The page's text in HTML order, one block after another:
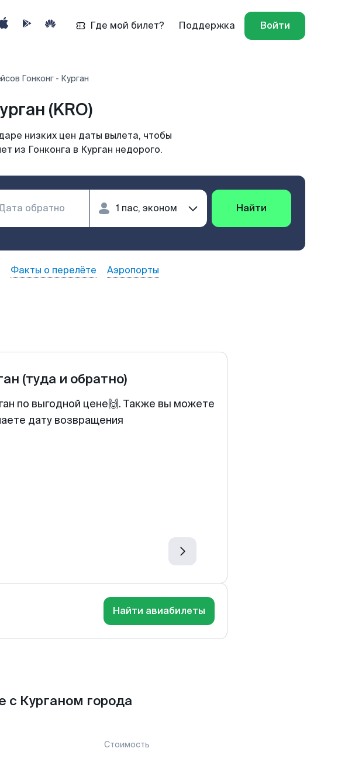
Где мой билет? Поддержка Войти
Гонконг - Курган
(KRO)
низких цен даты вылета, чтобы
из Гонконга в Курган недорого.
Найти
Факты о перелёте Аэропорты
(туда и обратно)
по выгодной цене🙌. Также вы можете
дату возвращения
Найти авиабилеты
Курганом города
Стоимость